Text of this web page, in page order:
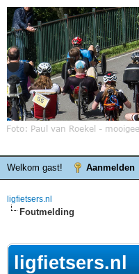
Welkom gast! Aanmelden
ligfietsers.nl
Foutmelding
ligfietsers.nl